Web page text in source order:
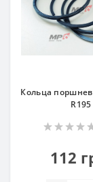
Кольца
R195
112